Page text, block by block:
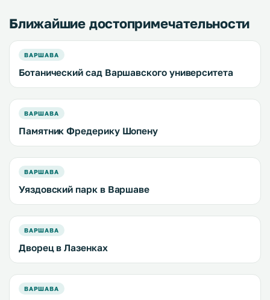
Ближайшие достопримечательности
ВАРШАВА
Ботанический сад Варшавского университета
ВАРШАВА
Памятник Фредерику Шопену
ВАРШАВА
Уяздовский парк в Варшаве
ВАРШАВА
Дворец в Лазенках
ВАРШАВА